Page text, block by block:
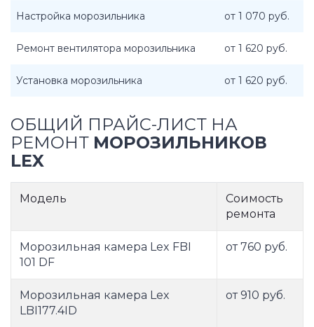
Настройка морозильника от 1 070 руб.
Ремонт вентилятора морозильника от 1 620 руб.
Установка морозильника от 1 620 руб.
ОБЩИЙ ПРАЙС-ЛИСТ НА
РЕМОНТ МОРОЗИЛЬНИКОВ
LEX
Модель
Соимость
ремонта
Морозильная камера Lex FBI
101 DF
от 760 руб.
Морозильная камера Lex
LBI177.4ID
от 910 руб.